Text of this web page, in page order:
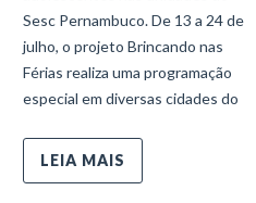
Sesc Pernambuco. De 13 a 24 de
julho, o projeto Brincando nas
Férias realiza uma programação
especial em diversas cidades do
LEIA MAIS